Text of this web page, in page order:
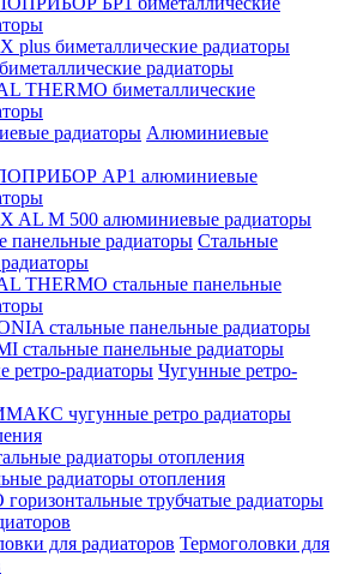
plus биметаллические радиаторы
радиаторы
THERMO биметаллические
Алюминиевые
АР1 алюминиевые
AL M 500 алюминиевые радиаторы
Стальные
THERMO стальные панельные
стальные панельные радиаторы
стальные панельные радиаторы
Чугунные ретро-
чугунные ретро радиаторы
радиаторы отопления
трубчатые радиаторы
Термоголовки для